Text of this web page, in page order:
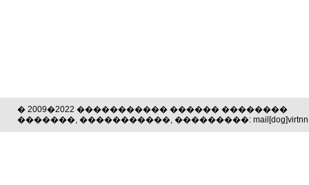
� 2009�2022 ����������� ������ ��������
�������, �����������, ���������: